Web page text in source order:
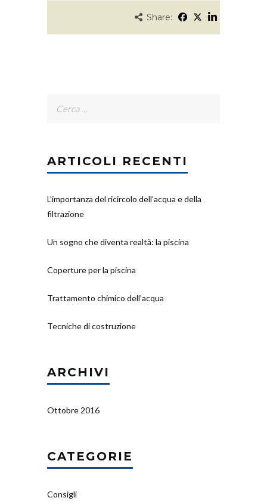
Share:
ARTICOLI RECENTI
L’importanza del ricircolo dell’acqua e della
filtrazione
Un sogno che diventa realtà: la piscina
Coperture per la piscina
Trattamento chimico dell’acqua
Tecniche di costruzione
ARCHIVI
Ottobre 2016
CATEGORIE
Consigli